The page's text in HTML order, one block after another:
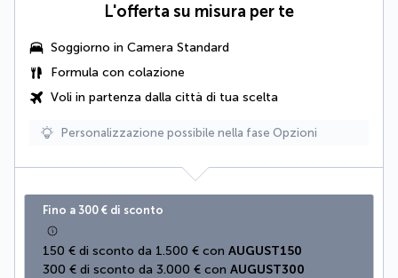
L'offerta su misura per te
Soggiorno in Camera Standard
Formula con colazione
Voli in partenza dalla città di tua scelta
Personalizzazione possibile nella fase Opzioni
Fino a 300 € di sconto
150 € di sconto da 1.500 € con AUGUST150
300 € di sconto da 3.000 € con AUGUST300